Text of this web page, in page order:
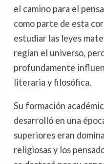
el camino para el
como parte de esta
estudiar las leyes
regían el universo,
profundamente
literaria y filosófica.
Su formación
desarrolló en una
superiores eran
religiosas y los